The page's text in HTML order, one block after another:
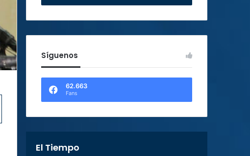
Síguenos
62.663
Fans
El Tiempo